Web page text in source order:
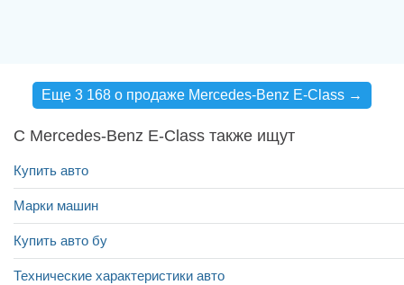
Еще 3 168 о продаже Mercedes-Benz E-Class →
С Mercedes-Benz E-Class также ищут
Купить авто
Марки машин
Купить авто бу
Технические характеристики авто